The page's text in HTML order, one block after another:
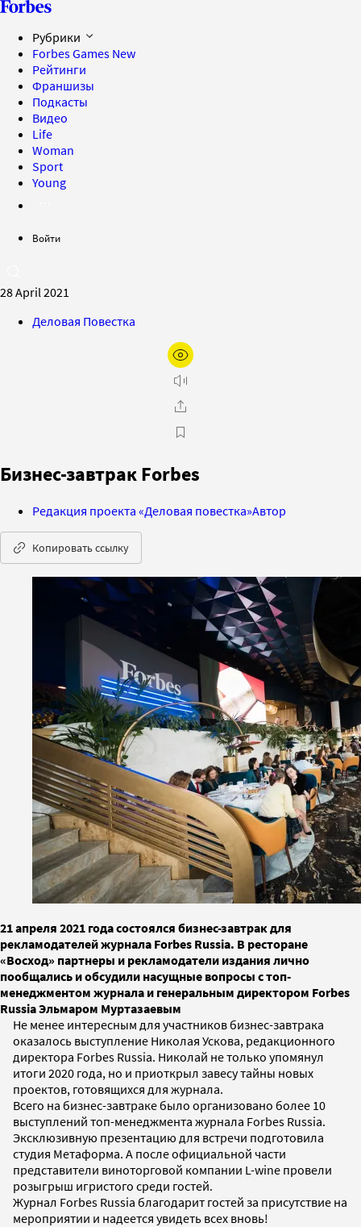
Рубрики
Forbes Games New
Рейтинги
Франшизы
Подкасты
Видео
Life
Woman
Sport
Young
Войти
28 April 2021
Деловая Повестка
Бизнес-завтрак Forbes
Редакция проекта «Деловая повестка»Автор
Копировать ссылку
21 апреля 2021 года состоялся бизнес-завтрак для
рекламодателей журнала Forbes Russia. В ресторане
«Восход» партнеры и рекламодатели издания лично
пообщались и обсудили насущные вопросы с топ-
менеджментом журнала и генеральным директором Forbes
Russia Эльмаром Муртазаевым
Не менее интересным для участников бизнес-завтрака
оказалось выступление Николая Ускова, редакционного
директора Forbes Russia. Николай не только упомянул
итоги 2020 года, но и приоткрыл завесу тайны новых
проектов, готовящихся для журнала.
Всего на бизнес-завтраке было организовано более 10
выступлений топ-менеджмента журнала Forbes Russia.
Эксклюзивную презентацию для встречи подготовила
студия Метаформа. А после официальной части
представители виноторговой компании L-wine провели
розыгрыш игристого среди гостей.
Журнал Forbes Russia благодарит гостей за присутствие на
мероприятии и надеется увидеть всех вновь!